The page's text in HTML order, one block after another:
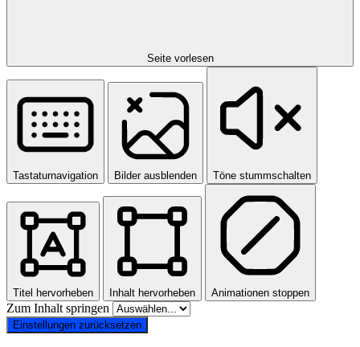
Seite vorlesen
Tastaturnavigation Bilder ausblenden Töne stummschalten
Titel hervorheben Inhalt hervorheben Animationen stoppen
Zum Inhalt springen
Einstellungen zurücksetzen